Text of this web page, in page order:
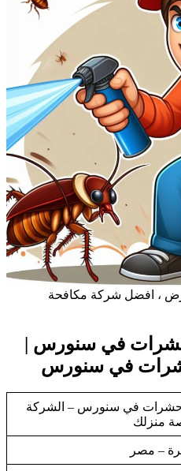
، افضل شركة مكافحة
في سنورس |
في سنورس
في سنورس – الشركة
منزلك
– مصر